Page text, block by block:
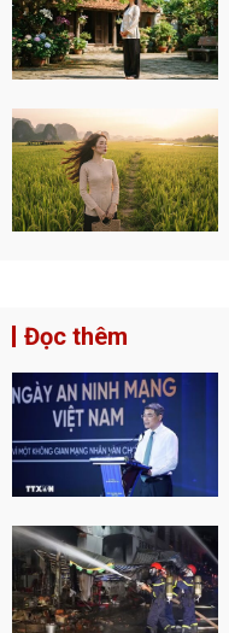
Đọc thêm